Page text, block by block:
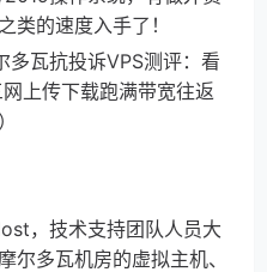
类的速度入手了！
瓦抗投诉VPS测评：看
上传下载跑满带宽往返
，技术支持团队人员大
尔多瓦机房的虚拟主机、